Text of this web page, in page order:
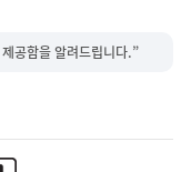
공함을 알려드립니다.”